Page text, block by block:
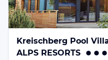
Kreischberg Pool
ALPS RESORTS